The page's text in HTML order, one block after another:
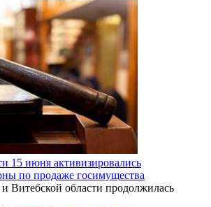
15 июня активизировались
по продаже госимущества
Витебской области продолжилась